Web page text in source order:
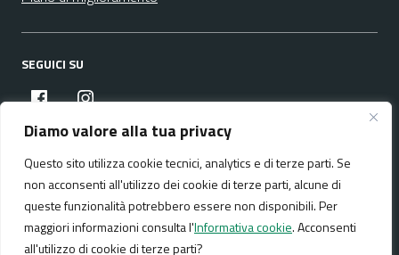
Diamo valore alla tua privacy
Questo sito utilizza cookie tecnici, analytics e di terze parti. Se
non acconsenti all'utilizzo dei cookie di terze parti, alcune di
queste funzionalità potrebbero essere non disponibili. Per
maggiori informazioni consulta l'Informativa cookie. Acconsenti
all'utilizzo di cookie di terze parti?
SEGUICI SU
facebookinstagram
Media policy Mappa del sito